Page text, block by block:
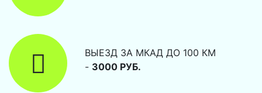
ВЫЕЗД ЗА МКАД ДО 100 КМ
- 3000 РУБ.